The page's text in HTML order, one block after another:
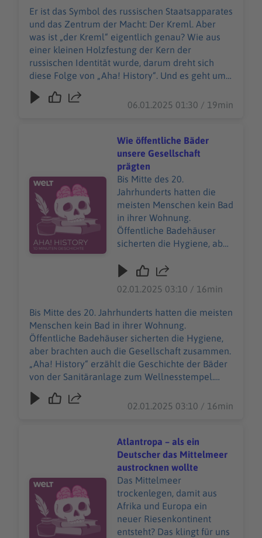
„Aha! History“. Und es geht
um einen teuren
Modeklassiker, den man
nicht einfach kaufen kann:
Die Birkin Bag. "Aha! History
– Zehn Minuten Geschichte"
ist der neue History-
montags und donnerstags
über Feedback an
history@welt.de.
Produktion: Marvin Schwarz
Host/Redaktion: Wim Orth
Redaktion: Imke Rabiega
Impressum:
https://www.welt.de/servic
es/article7893735/Impress
um.html Datenschutz:
https://www.welt.de/servic
es/article157550705/Daten
schutzerklaerung-WELT-
DIGITAL.html
Er ist das Symbol des russischen Staatsapparates
und das Zentrum der Macht: Der Kreml. Aber
was ist „der Kreml“ eigentlich genau? Wie aus
einer kleinen Holzfestung der Kern der
russischen Identität wurde, darum dreht sich
diese Folge von „Aha! History“. Und es geht um
einen teuren Modeklassiker, den man nicht
einfach kaufen kann: Die Birkin Bag. "Aha!
donnerstags ab 6 Uhr. Wir freuen uns über
Feedback an history@welt.de. Produktion:
Marvin Schwarz Host/Redaktion: Wim Orth
Redaktion: Imke Rabiega Impressum:
https://www.welt.de/services/article7893735/Im
pressum.html Datenschutz:
https://www.welt.de/services/article157550705/
Datenschutzerklaerung-WELT-DIGITAL.html
06.01.2025 01:30 / 19min
Audiotitel - Wie öffentliche Bäder unsere Gesellschaft
Wie öffentliche Bäder
unsere Gesellschaft
prägten
Bis Mitte des 20.
Jahrhunderts hatten die
meisten Menschen kein Bad
in ihrer Wohnung.
Öffentliche Badehäuser
sicherten die Hygiene, aber
Gesellschaft zusammen.
Geschichte der Bäder von
der Sanitäranlage zum
Wellnesstempel. "Aha!
History – Zehn Minuten
Geschichte" ist der neue
History-Podcast von WELT.
Immer montags und
donnerstags ab 6 Uhr. Wir
an history@welt.de.
Redaktion, Moderation:
Viola Koegst Impressum:
https://www.welt.de/servic
es/article7893735/Impress
um.html Datenschutz:
https://www.welt.de/servic
es/article157550705/Daten
schutzerklaerung-WELT-
02.01.2025 03:10 / 16min
Bis Mitte des 20. Jahrhunderts hatten die meisten
Menschen kein Bad in ihrer Wohnung.
Öffentliche Badehäuser sicherten die Hygiene,
aber brachten auch die Gesellschaft zusammen.
„Aha! History“ erzählt die Geschichte der Bäder
von der Sanitäranlage zum Wellnesstempel.
"Aha! History – Zehn Minuten Geschichte" ist der
neue History-Podcast von WELT. Immer montags
Deniz Redaktion, Moderation: Viola Koegst
https://www.welt.de/services/article7893735/Im
pressum.html Datenschutz:
https://www.welt.de/services/article157550705/
Datenschutzerklaerung-WELT-DIGITAL.html
02.01.2025 03:10 / 16min
Audiotitel - Atlantropa – als ein Deutscher das
Atlantropa – als ein
Deutscher das Mittelmeer
austrocknen wollte
Das Mittelmeer
trockenlegen, damit aus
Afrika und Europa ein
neuer Riesenkontinent
entsteht? Das klingt für uns